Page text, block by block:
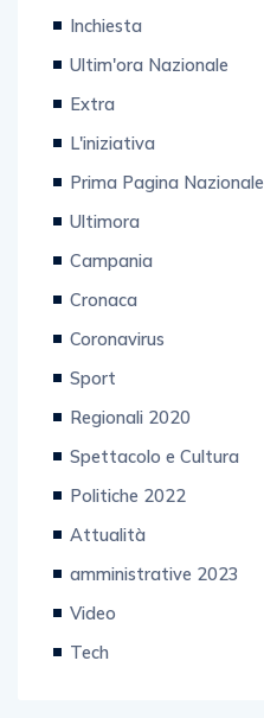
Inchiesta
Ultim'ora Nazionale
Extra
L'iniziativa
Prima Pagina Nazionale
Ultimora
Campania
Cronaca
Coronavirus
Sport
Regionali 2020
Spettacolo e Cultura
Politiche 2022
Attualità
amministrative 2023
Video
Tech